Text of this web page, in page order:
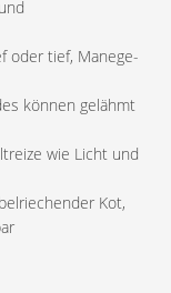
oder tief, Manege-
können gelähmt
wie Licht und
Kot,